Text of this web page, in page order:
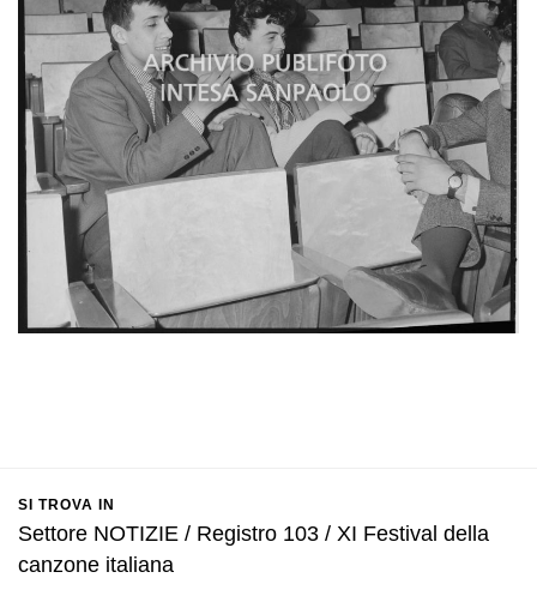
SI TROVA IN
Settore NOTIZIE / Registro 103 / XI Festival della
canzone italiana